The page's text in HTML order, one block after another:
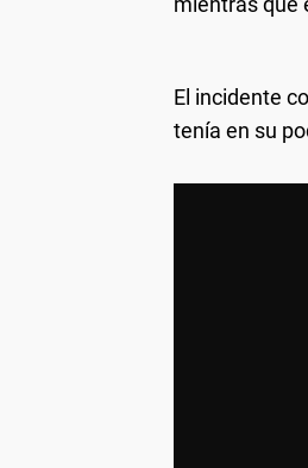
El incidente
tenía en su